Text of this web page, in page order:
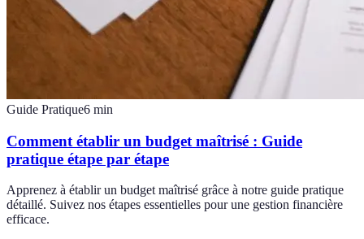
Guide Pratique6 min
Comment établir un budget maîtrisé : Guide
pratique étape par étape
Apprenez à établir un budget maîtrisé grâce à notre guide pratique
détaillé. Suivez nos étapes essentielles pour une gestion financière
efficace.